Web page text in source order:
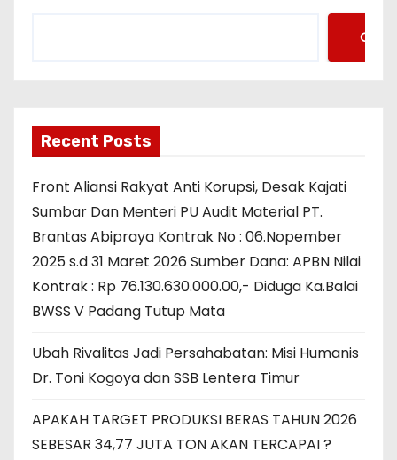
Cari
Recent Posts
Front Aliansi Rakyat Anti Korupsi, Desak Kajati
Sumbar Dan Menteri PU Audit Material PT.
Brantas Abipraya Kontrak No : 06.Nopember
2025 s.d 31 Maret 2026 Sumber Dana: APBN Nilai
Kontrak : Rp 76.130.630.000.00,- Diduga Ka.Balai
BWSS V Padang Tutup Mata
Ubah Rivalitas Jadi Persahabatan: Misi Humanis
Dr. Toni Kogoya dan SSB Lentera Timur
APAKAH TARGET PRODUKSI BERAS TAHUN 2026
SEBESAR 34,77 JUTA TON AKAN TERCAPAI ?